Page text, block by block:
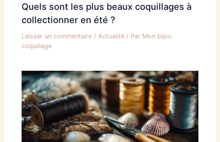
Quels sont les plus beaux coquillages à
collectionner en été ?
Laisser un commentaire /Actualité / Par Mon bijou
coquillage